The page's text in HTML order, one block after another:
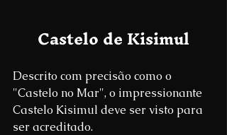
Castelo de Kisimul
Descrito com precisão como o
"Castelo no Mar", o impressionante
Castelo Kisimul deve ser visto para
ser acreditado.